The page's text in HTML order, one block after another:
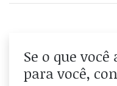
Se o que
para você,